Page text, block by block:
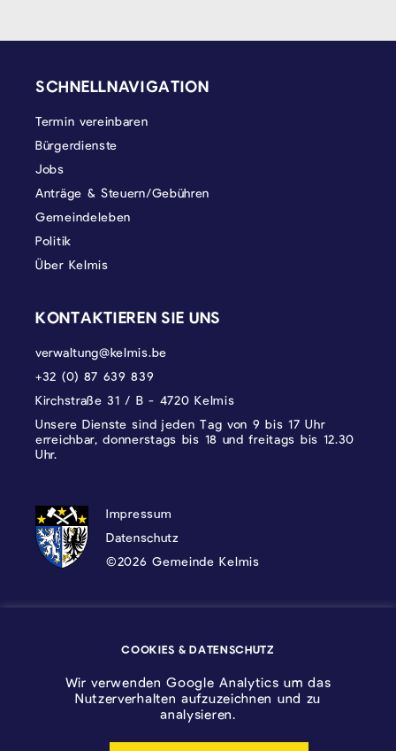
SCHNELLNAVIGATION
Termin vereinbaren
Bürgerdienste
Jobs
Anträge & Steuern/Gebühren
Gemeindeleben
Politik
Über Kelmis
KONTAKTIEREN SIE UNS
verwaltung@kelmis.be
+32 (0) 87 639 839
Kirchstraße 31 / B - 4720 Kelmis
Unsere Dienste sind jeden Tag von 9 bis 17 Uhr
erreichbar, donnerstags bis 18 und freitags bis 12.30
Uhr.
DATENSCHUTZ, IMPRESSUM UND
Impressum
Datenschutz
©2026 Gemeinde Kelmis
COOKIES & DATENSCHUTZ
Wir verwenden Google Analytics um das
Nutzerverhalten aufzuzeichnen und zu
analysieren.